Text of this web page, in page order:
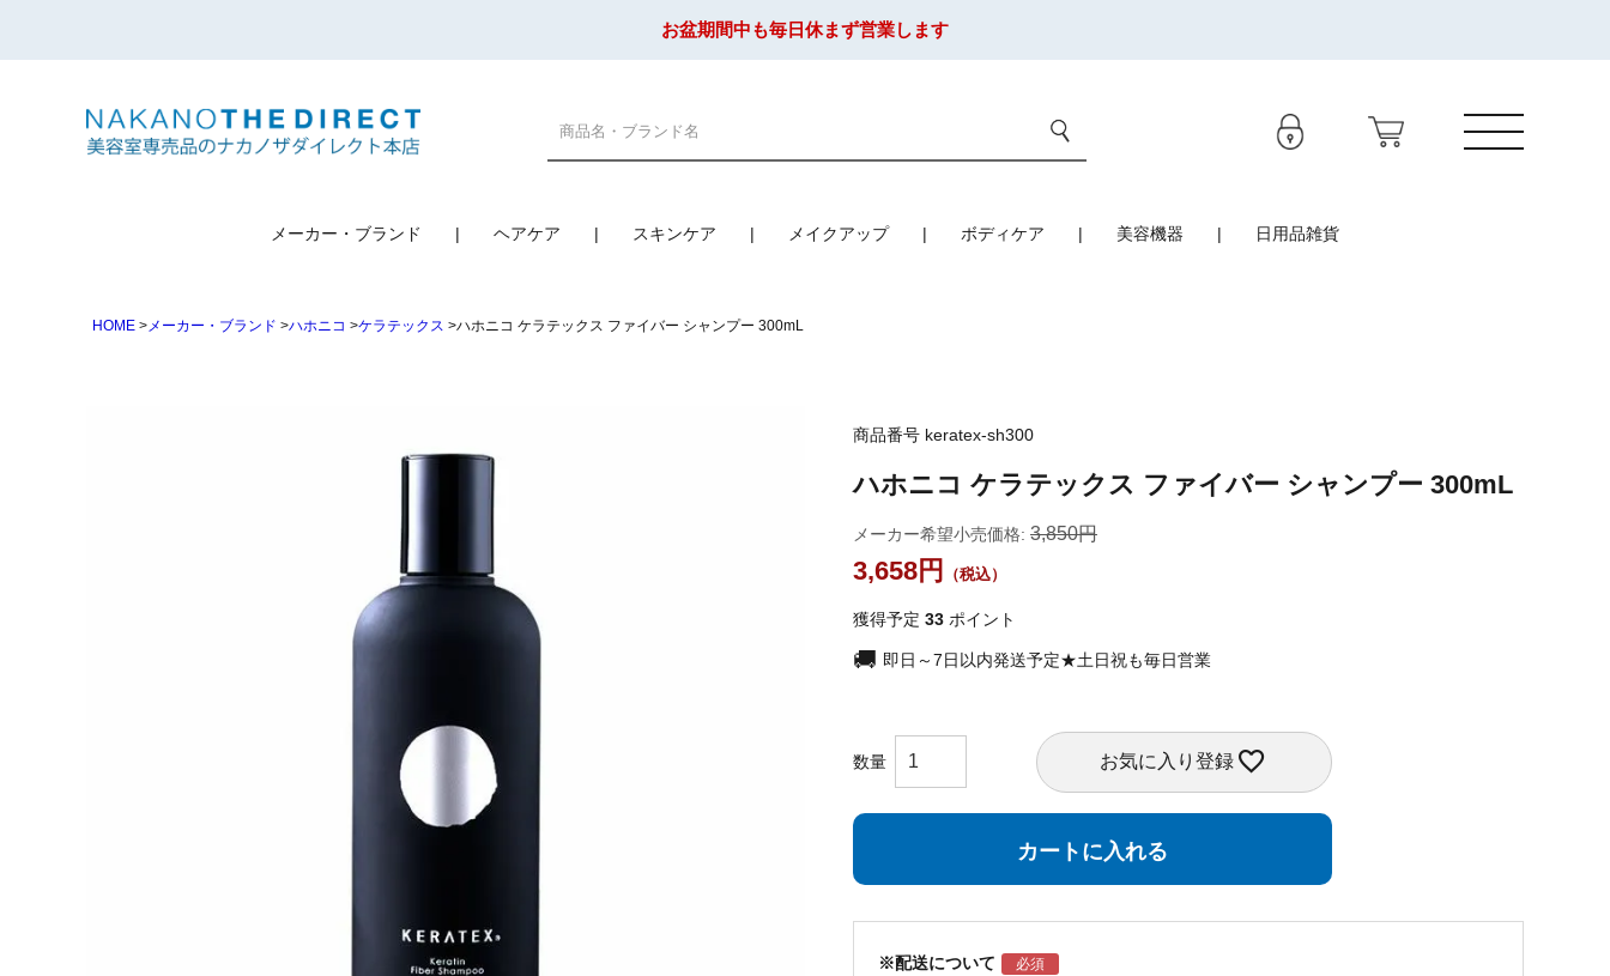
お盆期間中も毎日休まず営業します
メーカー・ブランド ヘアケア スキンケア メイクアップ ボディケア 美容機器 日用品雑貨
HOME メーカー・ブランド ハホニコ ケラテックス ハホニコ ケラテックス ファイバー シャンプー 300mL
商品番号 keratex-sh300
ハホニコ ケラテックス ファイバー シャンプー 300mL
メーカー希望小売価格: 3,850
3,658
獲得予定 33 ポイント
即日～7日以内発送予定★土日祝も毎日営業
お気に入り登録
カートに入れる
※配送について